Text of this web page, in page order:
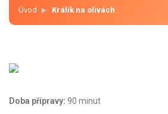
Úvod Králík na olivách
Doba přípravy: 90 minut